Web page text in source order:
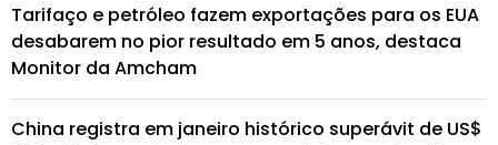
Tarifaço e petróleo fazem exportações para os EUA
desabarem no pior resultado em 5 anos, destaca
Monitor da Amcham
China registra em janeiro histórico superávit de US$